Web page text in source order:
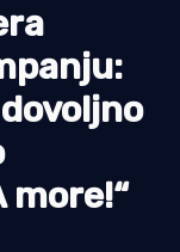
more!“